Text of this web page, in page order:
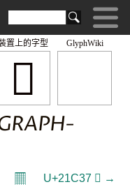
GlyphWiki
𡰶
置上的字型
𝄜 U+21C37 𡰷 →